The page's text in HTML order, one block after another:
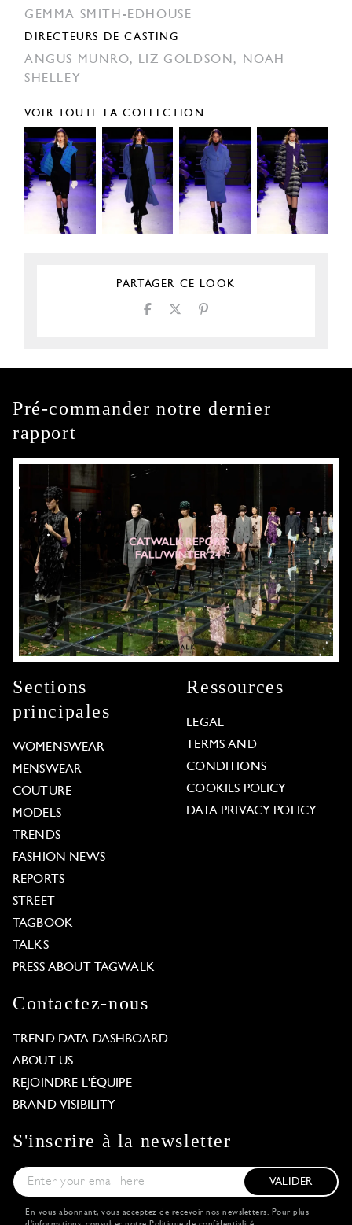
GEMMA SMITH-EDHOUSE
DIRECTEURS DE CASTING
ANGUS MUNRO, LIZ GOLDSON,
NOAH
SHELLEY
VOIR TOUTE LA COLLECTION
PARTAGER CE LOOK
Pré-commander notre dernier
rapport
Sections
principales
WOMENSWEAR
MENSWEAR
COUTURE
MODELS
TRENDS
FASHION NEWS
REPORTS
STREET
TAGBOOK
TALKS
PRESS ABOUT TAGWALK
Ressources
LEGAL
TERMS AND
CONDITIONS
COOKIES POLICY
DATA PRIVACY POLICY
Contactez-nous
TREND DATA DASHBOARD
ABOUT US
REJOINDRE L'ÉQUIPE
BRAND VISIBILITY
S'inscrire à la newsletter
VALIDER
En vous abonnant, vous acceptez de recevoir nos newsletters. Pour plus